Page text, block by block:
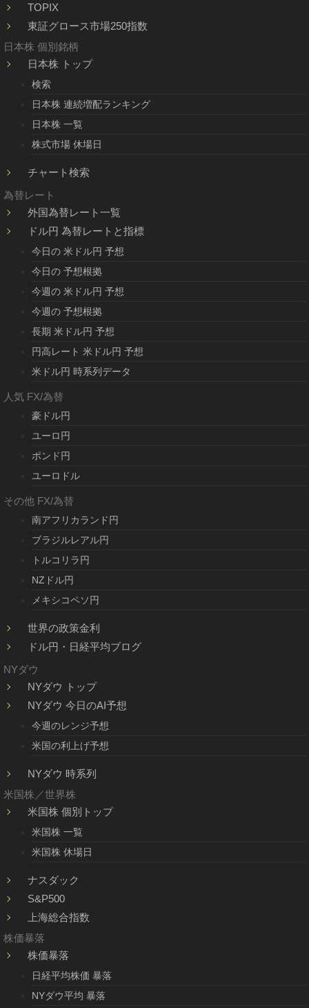
TOPIX
東証グロース市場250指数
日本株 個別銘柄
日本株 トップ
検索
日本株 連続増配ランキング
日本株 一覧
株式市場 休場日
チャート検索
為替レート
外国為替レート一覧
ドル円 為替レートと指標
今日の 米ドル円 予想
今日の 予想根拠
今週の 米ドル円 予想
今週の 予想根拠
長期 米ドル円 予想
円高レート 米ドル円 予想
米ドル円 時系列データ
人気 FX/為替
豪ドル円
ユーロ円
ポンド円
ユーロドル
その他 FX/為替
南アフリカランド円
ブラジルレアル円
トルコリラ円
NZドル円
メキシコペソ円
世界の政策金利
ドル円・日経平均ブログ
NYダウ
NYダウ トップ
NYダウ 今日のAI予想
今週のレンジ予想
米国の利上げ予想
NYダウ 時系列
米国株／世界株
米国株 個別トップ
米国株 一覧
米国株 休場日
ナスダック
S&P500
上海総合指数
株価暴落
株価暴落
日経平均株価 暴落
NYダウ平均 暴落